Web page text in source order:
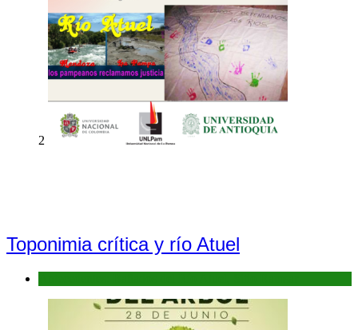
2
Toponimia crítica y río Atuel